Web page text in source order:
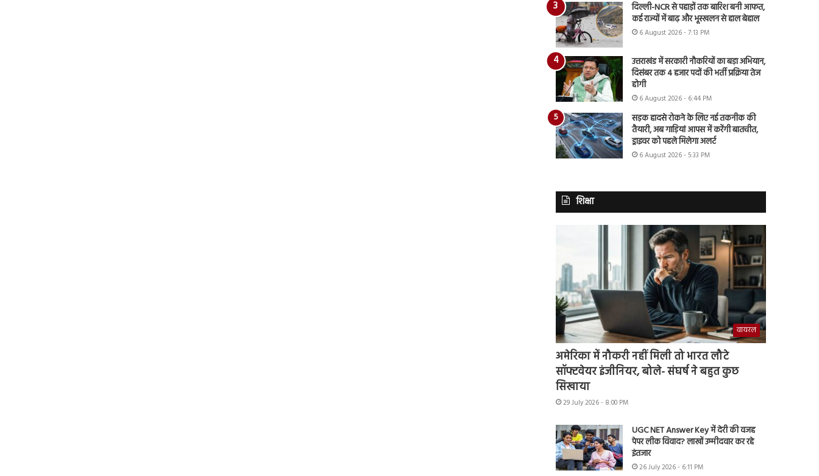
दिल्ली-NCR से पहाड़ों तक बारिश बनी आफत,
कई राज्यों में बाढ़ और भूस्खलन से हाल बेहाल
6 August 2026 - 7:13 PM
उत्तराखंड में सरकारी नौकरियों का बड़ा अभियान,
दिसंबर तक 4 हजार पदों की भर्ती प्रक्रिया तेज
होगी
6 August 2026 - 6:44 PM
सड़क हादसे रोकने के लिए नई तकनीक की
तैयारी, अब गाड़ियां आपस में करेंगी बातचीत,
ड्राइवर को पहले मिलेगा अलर्ट
6 August 2026 - 5:33 PM
शिक्षा
वायरल
अमेरिका में नौकरी नहीं मिली तो भारत लौटे
सॉफ्टवेयर इंजीनियर, बोले- संघर्ष ने बहुत कुछ
सिखाया
29 July 2026 - 8:00 PM
UGC NET Answer Key में देरी की वजह
पेपर लीक विवाद? लाखों उम्मीदवार कर रहे
इंतजार
26 July 2026 - 6:11 PM